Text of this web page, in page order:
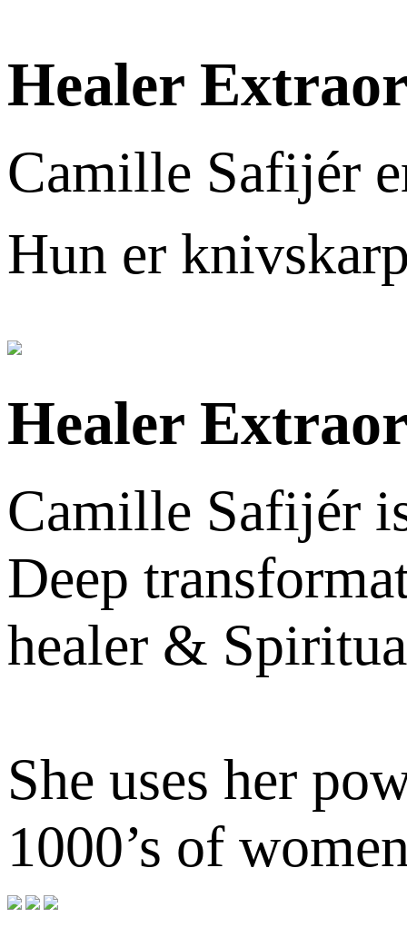
Healer
Camille Safijér
Hun er
Healer
Camille Safijér
Deep
healer &
She uses her
1000’s of